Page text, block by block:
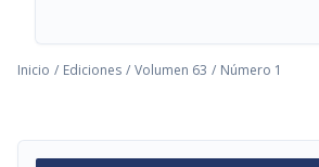
Inicio / Ediciones / Volumen 63 / Número 1